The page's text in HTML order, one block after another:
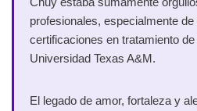
profesionales, especialmente
certificaciones en tratamiento
Universidad Texas A&M.
El legado de amor, fortaleza y